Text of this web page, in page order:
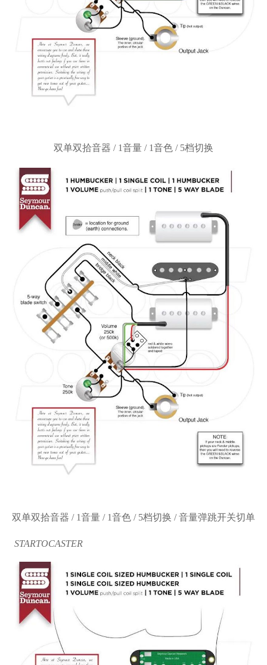
双单双拾音器 / 1音量 / 1音色 / 5档切换
双单双拾音器 / 1音量 / 1音色 / 5档切换 / 音量弹跳开关切单
STARTOCASTER